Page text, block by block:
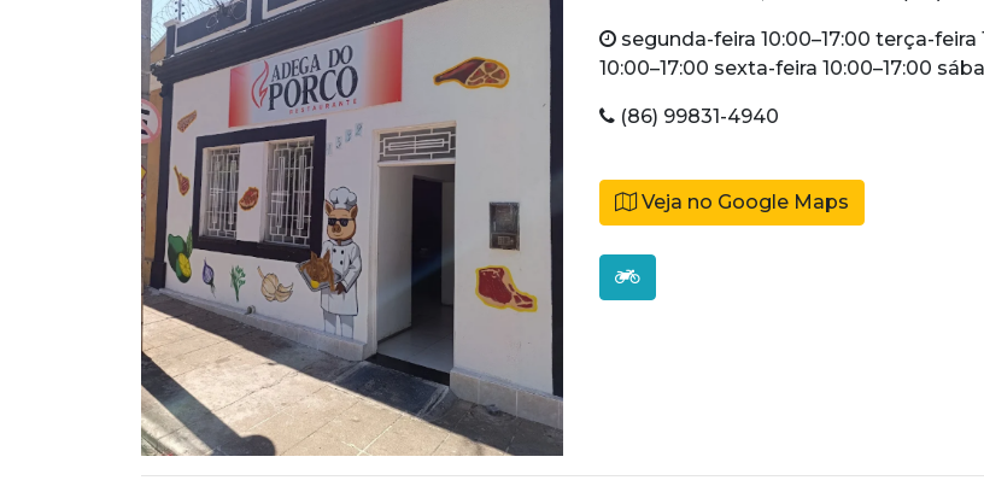
segunda-feira 10:00–17:00 terça-
10:00–17:00 sexta-feira 10:00–17:00
(86) 99831-4940
Veja no Google Maps